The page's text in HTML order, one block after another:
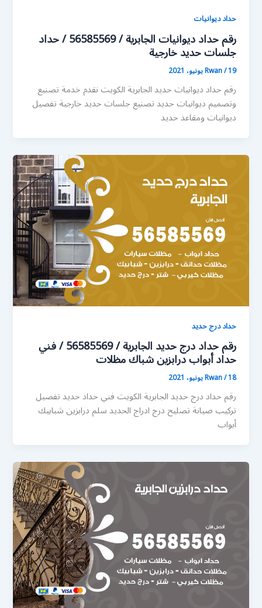
حداد ديوانيات
رقم حداد ديوانيات الجابرية / 56585569 / حداد
جلسات حديد خارجية
Rwan/19 يونيو، 2021
رقم حداد ديوانيات حديد الجابرية الكويت نقدم خدمة تصنيع
وتصميم ديوانيات حديد تصنيع جلسات حديد خارجية تفصيل
ديوانيات ومقاعد حديد
حداد درج حديد
رقم حداد درج حديد الجابرية / 56585569 / فني
حداد أبواب درابزين شباك مظلات
Rwan/18 يونيو، 2021
رقم حداد درج حديد الجابرية الكويت فني حداد حديد تفصيل
تركيب صيانة تصليح درج ادراج الحديد سلم درابزين شبابيك
أبواب